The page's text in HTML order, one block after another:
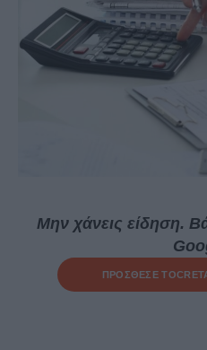
Μην χάνεις είδηση.
ΠΡΟΣΘΕΣΕ ΤΟ